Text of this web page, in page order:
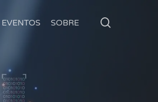
EVENTOS SOBRE